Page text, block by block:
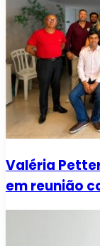
Valéria
em reunião